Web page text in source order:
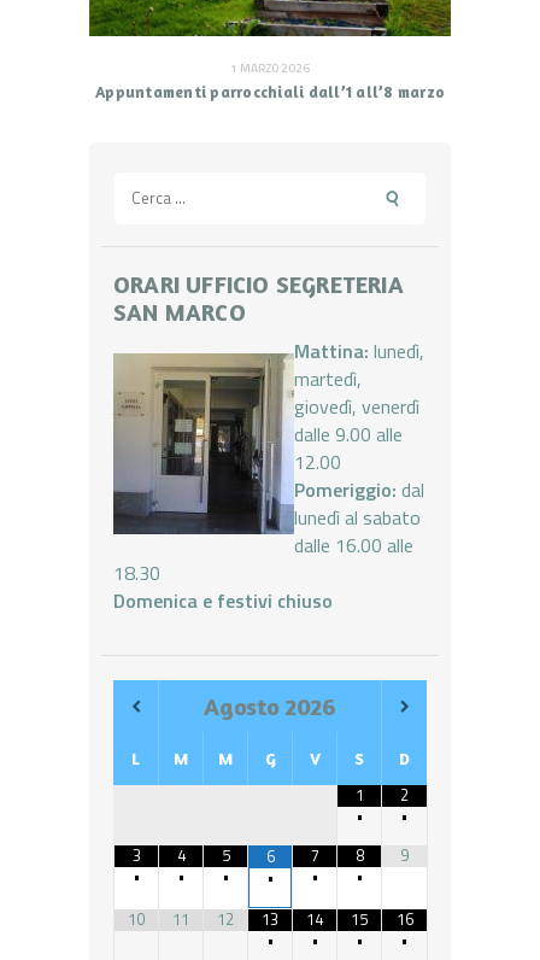
1 MARZO 2026
Appuntamenti parrocchiali dall’1 all’8 marzo
per:
ORARI UFFICIO SEGRETERIA
SAN MARCO
Mattina: lunedì,
martedì,
giovedì, venerdì
dalle 9.00 alle
12.00
Pomeriggio: dal
lunedì al sabato
dalle 16.00 alle
18.30
Domenica e festivi chiuso
Agosto 2026
L M M G V S D
1
•
2
•
3
•
4
•
5
•
6
•
7
•
8
•
9
10 11 12
13
•
14
•
15
•
16
•